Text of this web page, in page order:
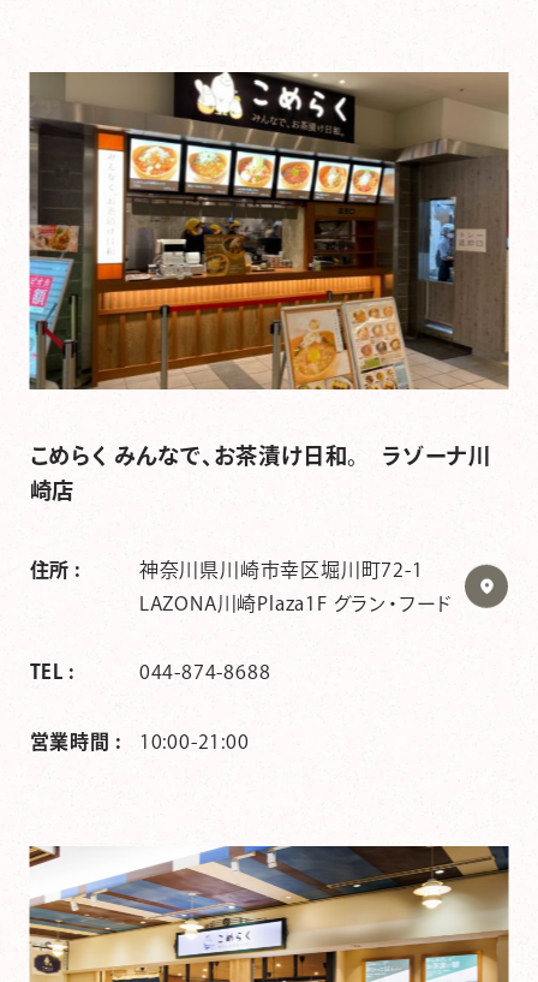
こめらく みんなで、お茶漬け日和。 ラゾーナ川
崎店
住所 :
神奈川県川崎市幸区堀川町72-1
LAZONA川崎Plaza1F グラン・フード
TEL : 044-874-8688
営業時間 : 10:00-21:00